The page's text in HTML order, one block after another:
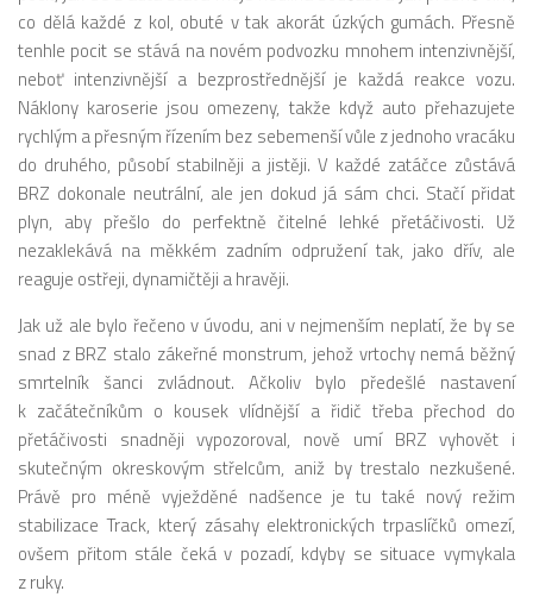
co dělá každé z kol, obuté v tak akorát úzkých gumách. Přesně
tenhle pocit se stává na novém podvozku mnohem intenzivnější,
neboť intenzivnější a bezprostřednější je každá reakce vozu.
Náklony karoserie jsou omezeny, takže když auto přehazujete
rychlým a přesným řízením bez sebemenší vůle z jednoho vracáku
do druhého, působí stabilněji a jistěji. V každé zatáčce zůstává
BRZ dokonale neutrální, ale jen dokud já sám chci. Stačí přidat
plyn, aby přešlo do perfektně čitelné lehké přetáčivosti. Už
nezaklekává na měkkém zadním odpružení tak, jako dřív, ale
reaguje ostřeji, dynamičtěji a hravěji.
Jak už ale bylo řečeno v úvodu, ani v nejmenším neplatí, že by se
snad z BRZ stalo zákeřné monstrum, jehož vrtochy nemá běžný
smrtelník šanci zvládnout. Ačkoliv bylo předešlé nastavení
k začátečníkům o kousek vlídnější a řidič třeba přechod do
přetáčivosti snadněji vypozoroval, nově umí BRZ vyhovět i
skutečným okreskovým střelcům, aniž by trestalo nezkušené.
Právě pro méně vyježděné nadšence je tu také nový režim
stabilizace Track, který zásahy elektronických trpaslíčků omezí,
ovšem přitom stále čeká v pozadí, kdyby se situace vymykala
z ruky.